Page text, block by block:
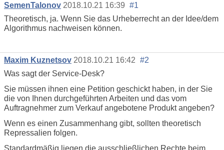
SemenTalonov 2018.10.21 16:39 #1
Theoretisch, ja. Wenn Sie das Urheberrecht an der Idee/dem
Algorithmus nachweisen können.
Maxim Kuznetsov 2018.10.21 16:42 #2
Was sagt der Service-Desk?
Sie müssen ihnen eine Petition geschickt haben, in der Sie
die von Ihnen durchgeführten Arbeiten und das vom
Auftragnehmer zum Verkauf angebotene Produkt angeben?
Wenn es einen Zusammenhang gibt, sollten theoretisch
Repressalien folgen.
Standardmäßig liegen die ausschließlichen Rechte beim